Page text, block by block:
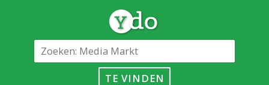
TE VINDEN